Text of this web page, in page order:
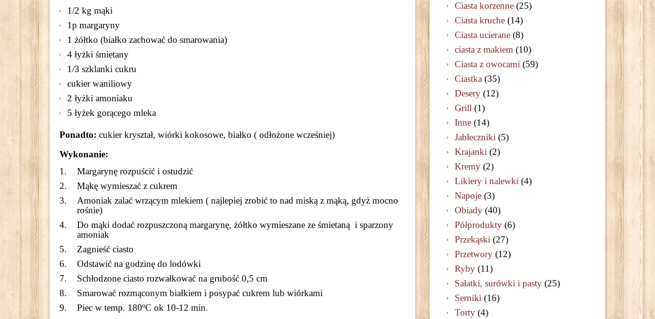
1/2 kg mąki
1p margaryny
1 żółtko (białko zachować do smarowania)
4 łyżki śmietany
1/3 szklanki cukru
cukier waniliowy
2 łyżki amoniaku
5 łyżek gorącego mleka
Ponadto: cukier kryształ, wiórki kokosowe, białko ( odłożone wcześniej)
Wykonanie:
Margarynę rozpuścić i ostudzić
Mąkę wymieszać z cukrem
Amoniak zalać wrzącym mlekiem ( najlepiej zrobić to nad miską z mąką, gdyż mocno
rośnie)
Do mąki dodać rozpuszczoną margarynę, żółtko wymieszane ze śmietaną i sparzony
amoniak
Zagnieść ciasto
Odstawić na godzinę do lodówki
Schłodzone ciasto rozwałkować na grubość 0,5 cm
Smarować rozmąconym białkiem i posypać cukrem lub wiórkami
Piec w temp. 180ºC ok 10-12 min.
Ciasta korzenne (25)
Ciasta kruche (14)
Ciasta ucierane (8)
ciasta z makiem (10)
Ciasta z owocami (59)
Ciastka (35)
Desery (12)
Grill (1)
Inne (14)
Jabłeczniki (5)
Krajanki (2)
Kremy (2)
Likiery i nalewki (4)
Napoje (3)
Obiady (40)
Półprodukty (6)
Przekąski (27)
Przetwory (12)
Ryby (11)
Sałatki, surówki i pasty (25)
Serniki (16)
Torty (4)